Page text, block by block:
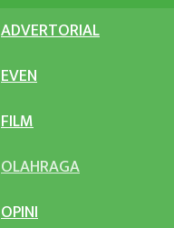
ADVERTORIAL
EVEN
FILM
OLAHRAGA
OPINI